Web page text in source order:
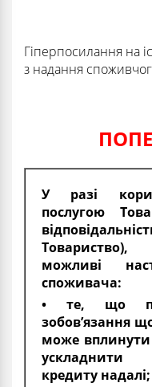
Гіперпосилання на
з надання
У разі
послугою
можливі
споживача:
• те, що
зобов’язання
може вплинути
ускладнити
кредиту надалі;